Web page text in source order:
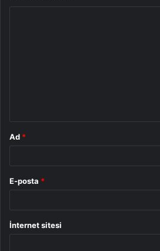
Ad *
E-posta *
İnternet sitesi